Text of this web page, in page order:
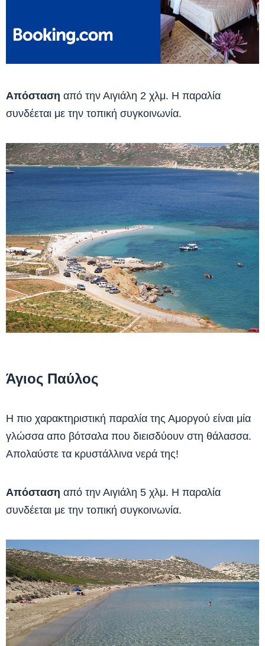
Απόσταση από την Αιγιάλη 2 χλμ. Η παραλία
συνδέεται με την τοπική συγκοινωνία.
Άγιος Παύλος
Η πιο χαρακτηριστική παραλία της Αμοργού είναι μία
γλώσσα απο βότσαλα που διεισδύουν στη θάλασσα.
Απολαύστε τα κρυστάλλινα νερά της!
Απόσταση από την Αιγιάλη 5 χλμ. Η παραλία
συνδέεται με την τοπική συγκοινωνία.